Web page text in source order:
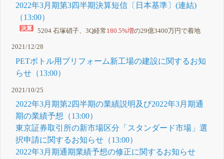
2022年3月期第3四半期決算短信〔日本基準〕(連結)
（13:00）
5204 石塚硝子、3Q経常180.5%増の29億3400万円で着地
2021/12/28
PETボトル用プリフォーム新工場の建設に関するお知
らせ（13:00）
2021/10/25
2022年3月期第2四半期の業績説明及び2022年3月期通
期の業績予想（13:00）
東京証券取引所の新市場区分「スタンダード市場」選
択申請に関するお知らせ（13:00）
2022年3月期通期業績予想の修正に関するお知らせ